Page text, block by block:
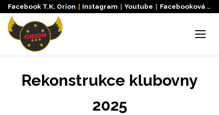
Facebook T.K. Orion | Instagram | Youtube | Facebooková skupina
Menu
Rekonstrukce klubovny
2025